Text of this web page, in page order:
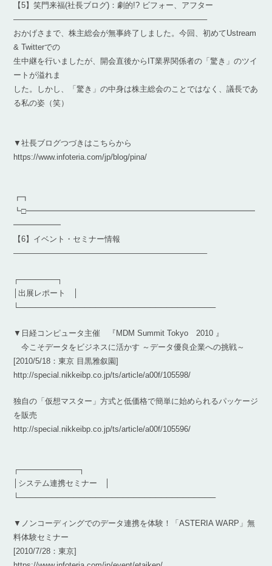
【5】笑門来福(社長ブログ)：劇的!? ビフォー、アフター
————————————————————————–
おかげさまで、株主総会が無事終了しました。今回、初めてUstream
& Twitterでの
生中継を行いましたが、開会直後からIT業界関係者の「驚き」のツイ
ートが溢れま
した。しかし、「驚き」の中身は株主総会のことではなく、議長であ
る私の姿（笑）
▼社長ブログつづきはこちらから
https://www.infoteria.com/jp/blog/pina/
┏┓
┗□━━━━━━━━━━━━━━━━━━━━━━━━━━━━━
━━━━━━
【6】イベント・セミナー情報
————————————————————————–
┌───────┐
│出展レポート │
└────────────────────────────────────
▼日経コンピュータ主催 『MDM Summit Tokyo 2010 』
今こそデータをビジネスに活かす ～データ優良企業への挑戦～
[2010/5/18：東京 目黒雅叙園]
http://special.nikkeibp.co.jp/ts/article/a00f/105598/
独自の「仮想マスター」方式と低価格で簡単に始められるパッケージ
を販売
http://special.nikkeibp.co.jp/ts/article/a00f/105596/
┌───────────┐
│システム連携セミナー │
└────────────────────────────────────
▼ノンコーディングでのデータ連携を体験！「ASTERIA WARP」無
料体験セミナー
[2010/7/28：東京]